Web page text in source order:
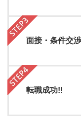
面接・条件交渉
転職成功!!